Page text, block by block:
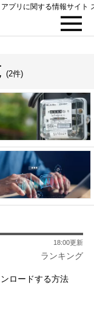
プリに関する情報サイト
(2件)
ランキング
18:00更新
ロードする方法